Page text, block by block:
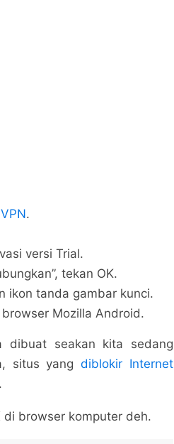
.
versi Trial.
tekan OK.
ikon tanda gambar kunci.
Mozilla Android.
dibuat seakan kita sedang
situs yangdiblokir Internet
browser komputer deh.